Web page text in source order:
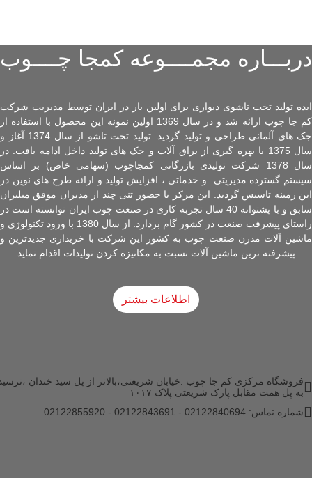
دربـــاره مجمــــوعه کمجا چــــوب
ایده تولید تخت تاشوی دیواری برای اولین بار در ایران توسط مدیریت شرکت
کم جا چوب ارائه شد و در سال 1369 اولین نمونه این محصول با استفاده از
جک های آلمانی طراحی و تولید گردید. تولید تخت تاشو از سال 1374 آغاز و
سال 1375 با بهره گیری از یراق آلات و جک های تولید داخل ادامه یافت. در
سال 1378 شرکت تولیدی بازرگانی کمجاچوب (سهامی خاص) بر اساس
سیستم گسترده مدیریتی و خدماتی ، افزایش تولید و ارائه طرح های نوین در
این زمینه تاسیس گردید. این مرکز با حضور تنی چند از مدیران موفق مبلیران
سابق و با پشتوانه 40 سال تجربه کاری در صنعت چوب ایران توانسته است در
راستای پیشرفت صنعت در کشور گام بردارد. از سال 1380 با ورود تکنولوژی و
ماشین آلات مدرن صنعت چوب به کشور این شرکت با خریداری جدیدترین و
پیشرفته ترین ماشین آلات نسبت به مکانیزه کردن تولیدات اقدام نماید
اطلاعات بیشتر
فروشگاه مرکزی کم جا چوب :خیابان شریعتی،بالاتر از پل سید خندان
به پل همت مقابل پارک شریعتی پلاک ۱۰۱۷
شماره تماس: 02122840694 - 02122843691 - 02122855920